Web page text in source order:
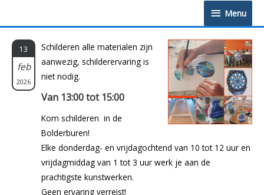
Menu
Menu
13
feb
2026
Schilderen alle materialen zijn
aanwezig, schilderervaring is
niet nodig.
Van 13:00 tot 15:00
Kom schilderen in de
Bolderburen!
Elke donderdag- en vrijdagochtend van 10 tot 12 uur en
vrijdagmiddag van 1 tot 3 uur werk je aan de
prachtigste kunstwerken.
Geen ervaring verreist!